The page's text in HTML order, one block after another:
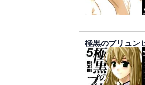
極黒のブリュン